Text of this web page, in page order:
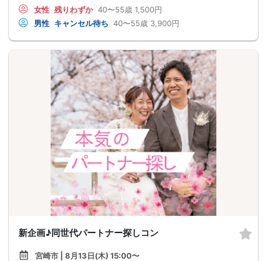
女性 残りわずか 40〜55歳 1,500円
男性 キャンセル待ち 40〜55歳 3,900円
新企画♪同世代パートナー探しコン
宮崎市 | 8月13日(木) 15:00〜